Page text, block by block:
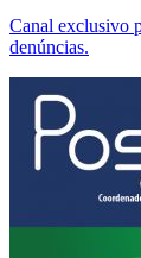
Canal exclusivo
denúncias.